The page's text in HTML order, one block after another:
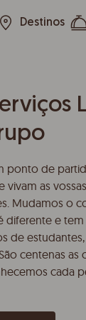
Destinos
ponto de
as
Mudamos o
e
de
centenas as
cada